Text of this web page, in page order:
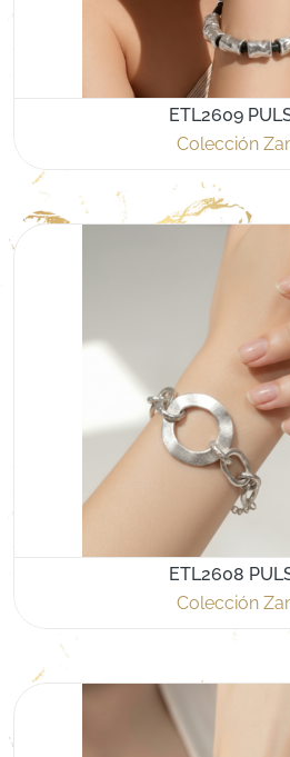
ETL2609
Colección
ETL2608
Colección